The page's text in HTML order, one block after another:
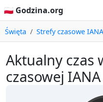
🇵🇱 Godzina.org
Święta Strefy czasowe IANA
Aktualny czas
czasowej